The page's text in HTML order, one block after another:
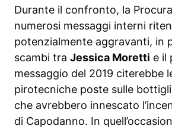
Durante il confronto, la
numerosi messaggi interni
potenzialmente aggravanti, in
scambi tra Jessica Moretti e il
messaggio del 2019 citerebbe
pirotecniche poste sulle
che avrebbero innescato
di Capodanno. In